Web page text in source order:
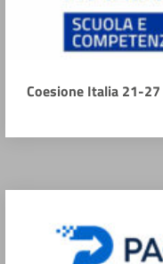
Coesione Italia 21-27